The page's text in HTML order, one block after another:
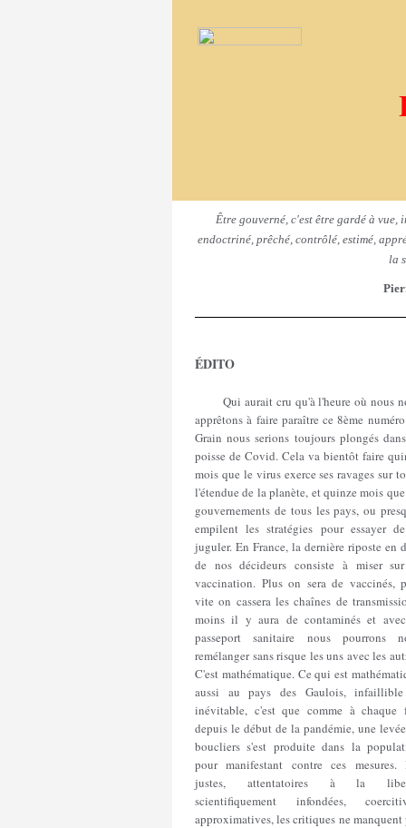
Être gouverné, c'est être gardé à vue,
endoctriné, prêché, contrôlé, estimé,
la
ÉDITO
Qui aurait cru qu'à l'heure où nous
apprêtons à faire paraître ce 8ème
Grain nous serions toujours plongés
poisse de Covid. Cela va bientôt faire
mois que le virus exerce ses ravages sur
l'étendue de la planète, et quinze mois
gouvernements de tous les pays, ou
empilent les stratégies pour essayer
juguler. En France, la dernière riposte en
de nos décideurs consiste à miser
vaccination. Plus on sera de vaccinés,
vite on cassera les chaînes de
moins il y aura de contaminés et
passeport sanitaire nous pourrons
remélanger sans risque les uns avec les
C'est mathématique. Ce qui est
aussi au pays des Gaulois,
inévitable, c'est que comme à chaque
depuis le début de la pandémie, une
boucliers s'est produite dans la
pour manifestant contre ces mesures.
justes, attentatoires à la
scientifiquement infondées,
approximatives, les critiques ne manquent